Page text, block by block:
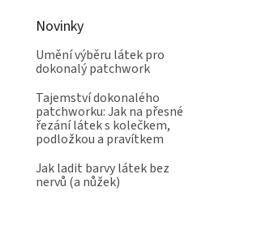
Novinky
Umění výběru látek pro
dokonalý patchwork
Tajemství dokonalého
patchworku: Jak na přesné
řezání látek s kolečkem,
podložkou a pravítkem
Jak ladit barvy látek bez
nervů (a nůžek)